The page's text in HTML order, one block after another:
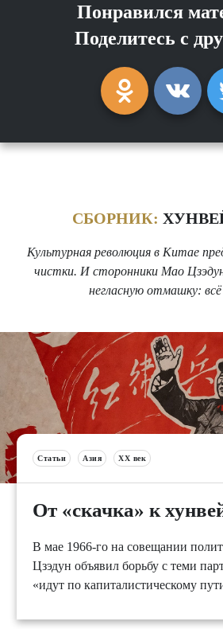
Понравился
Поделитесь с
СБОРНИК:
Культурная революция в Китае
чистки. И сторонники Мао
негласную отмашку:
Статьи Азия XX век
От «скачка» к
В мае 1966-го на совещании
Цзэдун объявил борьбу с теми
«идут по капиталистическому